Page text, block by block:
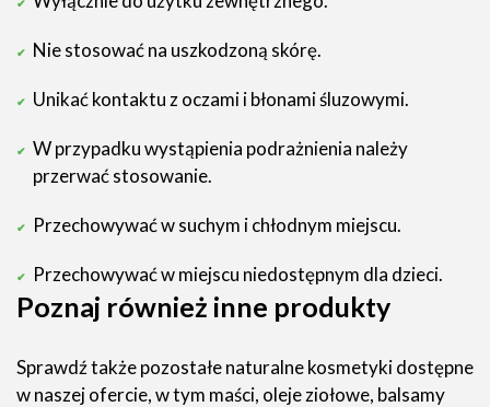
Nie stosować na uszkodzoną skórę.
Unikać kontaktu z oczami i błonami śluzowymi.
W przypadku wystąpienia podrażnienia należy
przerwać stosowanie.
Przechowywać w suchym i chłodnym miejscu.
Przechowywać w miejscu niedostępnym dla dzieci.
Poznaj również inne produkty
Sprawdź także pozostałe naturalne kosmetyki dostępne
w naszej ofercie, w tym maści, oleje ziołowe, balsamy